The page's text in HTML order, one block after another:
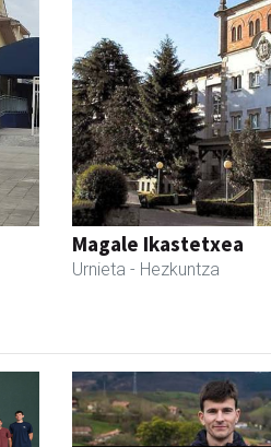
Magale Ikastetxea
Urnieta - Hezkuntza